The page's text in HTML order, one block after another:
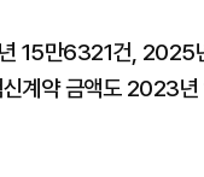
15만6321건, 2025
신계약 금액도 2023